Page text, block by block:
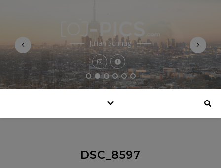
Julian Schnug
DSC_8597